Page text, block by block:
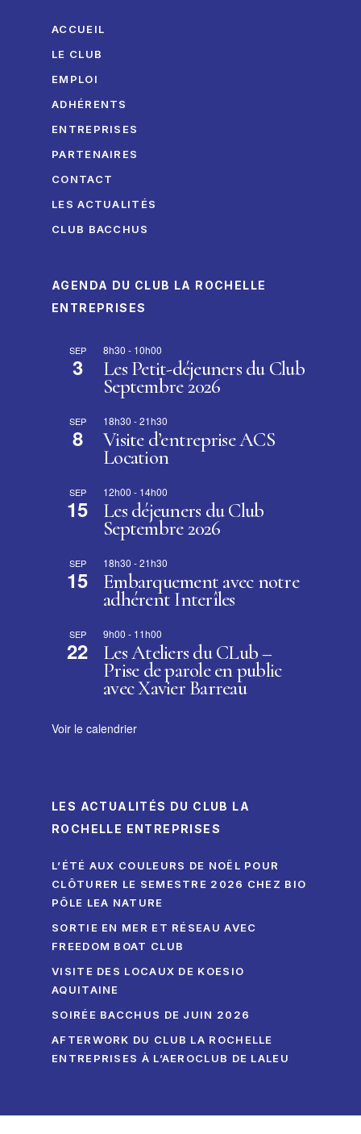
ACCUEIL
LE CLUB
EMPLOI
ADHÉRENTS
ENTREPRISES
PARTENAIRES
CONTACT
LES ACTUALITÉS
CLUB BACCHUS
AGENDA DU CLUB LA ROCHELLE
ENTREPRISES
SEP
3
8h30 - 10h00
Les Petit-déjeuners du Club
Septembre 2026
SEP
8
18h30 -21h30
Visite d’entreprise ACS
Location
SEP
15
12h00 - 14h00
Les déjeuners du Club
Septembre 2026
SEP
15
18h30 -21h30
Embarquement avec notre
adhérent Interîles
SEP
22
9h00 - 11h00
Les Ateliers du CLub –
Prise de parole en public
avec Xavier Barreau
Voir le calendrier
LES ACTUALITÉS DU CLUB LA
ROCHELLE ENTREPRISES
L’ÉTÉ AUX COULEURS DE NOËL POUR
CLÔTURER LE SEMESTRE 2026 CHEZ BIO
PÔLE LEA NATURE
SORTIE EN MER ET RÉSEAU AVEC
FREEDOM BOAT CLUB
VISITE DES LOCAUX DE KOESIO
AQUITAINE
SOIRÉE BACCHUS DE JUIN 2026
AFTERWORK DU CLUB LA ROCHELLE
ENTREPRISES À L’AEROCLUB DE LALEU